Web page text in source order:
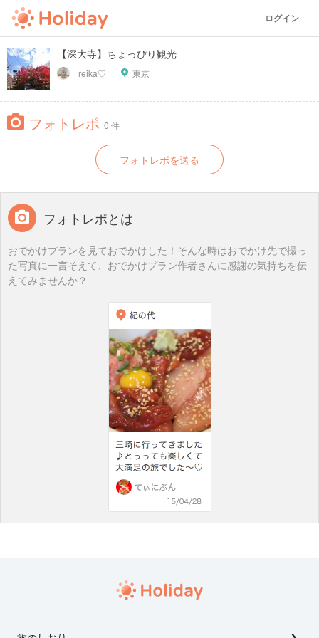
ログイン
【深大寺】ちょっぴり観光
reika♡ 東京
フォトレポ 0 件
フォトレポを送る
フォトレポとは
おでかけプランを見ておでかけした！そんな時はおでかけ先で撮っ
た写真に一言そえて、おでかけプラン作者さんに感謝の気持ちを伝
えてみませんか？